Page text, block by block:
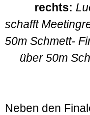
rechts:
schafft
50m Schmett-
über 50m
Neben den